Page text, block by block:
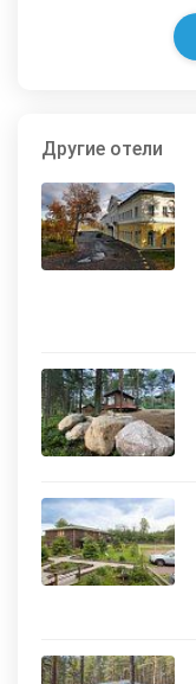
Другие отели